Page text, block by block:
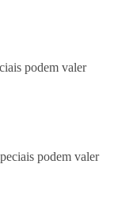
podem valer